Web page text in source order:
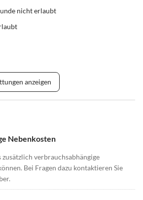
nicht erlaubt
anzeigen
Nebenkosten
zusätzlich verbrauchsabhängige
Bei Fragen dazu kontaktieren Sie